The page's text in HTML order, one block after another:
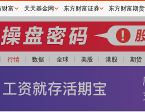
行情 数据 全球 美股 港股 期货
财富 天天基金网 东方财富证券 东方财富期货